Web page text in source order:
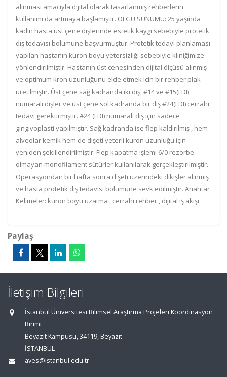
alınması amacıyla dijital olarak tasarlanmış rehberlerin
kullanımı da artmaya başlamıştır. OLGU SUNUMU: 25 yaşında
kadın hasta üst çene dişlerinde estetik kaygı sebebiyle protetik
diş tedavisi bölümüne başvurmuştur. Protetik tedavi planlaması
yapılan hastanın kuron boyu yetersizliği sebebiyle kliniğimize
yönlendirilmiştir. Hastanın üst çenesinden dijital ölçüsü alınmış
ve optimum kron uzunluğunu elde etmek için bir rehber plak
üretilmiştir. Üst çene sağ kadranda iki diş, #14 ve #15(FDI)
numaralı dişler ve üst çene sol kadranda bir diş #24(FDI) cerrahi
tedavi gerektirmiştir. #24 (FDI) numaralı diş için sadece
gingivoplasti yapılmıştır. Sağ kadranda ise flep kaldırılmış , hem
alveolar kemik hem de dişeti yeterli kuron uzunluğu için
yeniden şekillendirilmiştir. Flep kapatma işlemi 6/0 rezorbe
olmayan monofilament sütürler kullanılarak gerçekleştirilmiştir.
Operasyondan bir hafta sonra dişeti üzerindeki dikişler alınmış
ve hasta protetik diş tedavisi bölümüne sevk edilmiştir. Anahtar
Kelimeler: kuron boyu uzatma , cerrahi rehber , dijital iş akışı
Paylaş
İletişim Bilgileri
İstanbul Üniversitesi Bilimsel Araştırma Projeleri Koordinasyon
Birimi
Beyazıt Kampüsü, 34119, Beyazıt
İSTANBUL
aves@istanbul.edu.tr